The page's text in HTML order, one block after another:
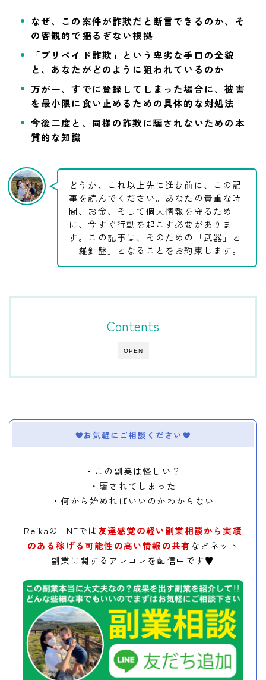
なぜ、この案件が詐欺だと断言できるのか、そ
の客観的で揺るぎない根拠
「プリペイド詐欺」という卑劣な手口の全貌
と、あなたがどのように狙われているのか
万が一、すでに登録してしまった場合に、被害
を最小限に食い止めるための具体的な対処法
今後二度と、同様の詐欺に騙されないための本
質的な知識
どうか、これ以上先に進む前に、この記
事を読んでください。あなたの貴重な時
間、お金、そして個人情報を守るため
に、今すぐ行動を起こす必要がありま
す。この記事は、そのための「武器」と
「羅針盤」となることをお約束します。
OPEN
Contents
お気軽にご相談ください
・この副業は怪しい？
・騙されてしまった
・何から始めればいいのかわからない
ReikaのLINEでは 友達感覚の軽い副業相談から実績
のある稼げる可能性の高い情報の共有などネット
副業に関するアレコレを配信中です♥